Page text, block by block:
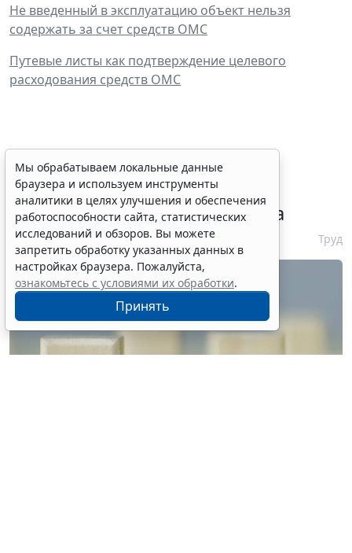
Не введенный в эксплуатацию объект нельзя
содержать за счет средств ОМС
Путевые листы как подтверждение целевого
расходования средств ОМС
Сервис автоматического
аннулирования патентов за
неуплату запустят с 10 августа
6 августа 2026 16:19 Труд
Мы обрабатываем локальные данные
браузера и используем инструменты
аналитики в целях улучшения и обеспечения
работоспособности сайта, статистических
исследований и обзоров. Вы можете
запретить обработку указанных данных в
настройках браузера. Пожалуйста,
ознакомьтесь с условиями их обработки.
Принять